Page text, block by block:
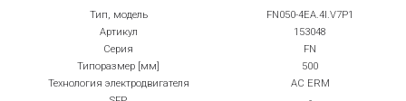
Тип, модель
FN050-4EA.4I.V7P1
Артикул
153048
Серия
FN
Типоразмер [мм]
500
Технология электродвигателя
AC ERM